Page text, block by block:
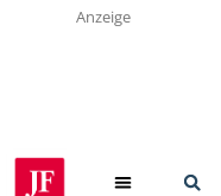
Anzeige